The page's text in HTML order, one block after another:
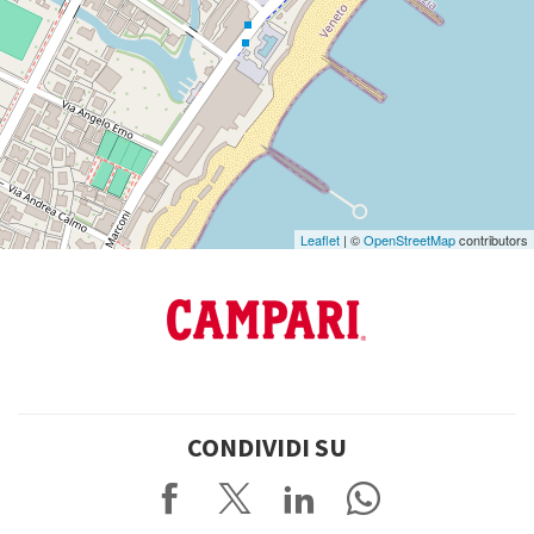
Leaflet | ©OpenStreetMapcontributors
CONDIVIDI SU